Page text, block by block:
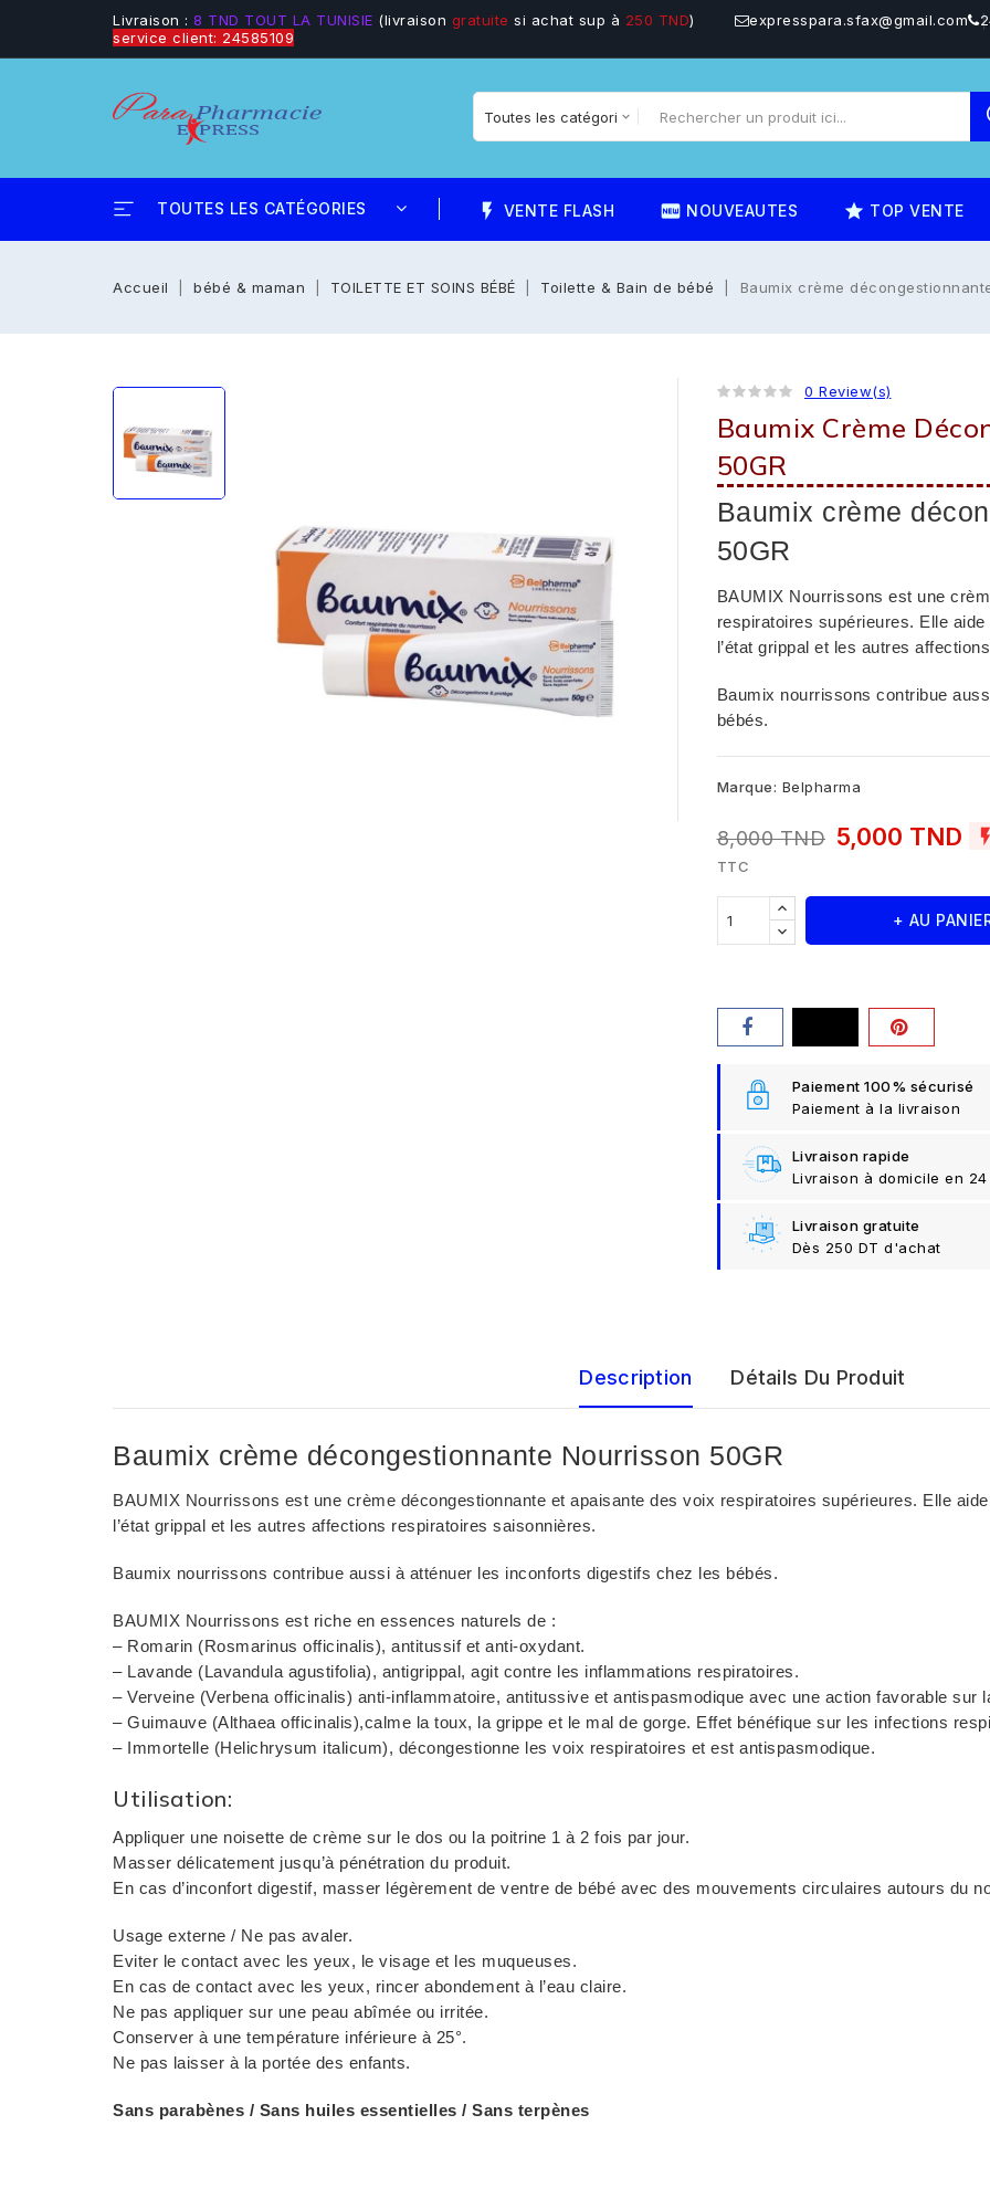
Livraison : 8 TND TOUT LA TUNISIE (livraison gratuite si achat sup à 250 TND)
service client: 24585109
expresspara.sfax@gmail.com
TOUTES LES CATÉGORIES flash_on VENTE FLASH fiber_new NOUVEAUTES star_rate
TOP VENTE
Accueil bébé & maman TOILETTE ET SOINS BÉBÉ Toilette & Bain de bébé Baumix crème
0 Review(s)
Baumix Crème
50GR
Baumix crème
50GR
BAUMIX Nourrissons est une
respiratoires supérieures. Elle
l’état grippal et les autres
Baumix nourrissons contribue
bébés.
Marque: Belpharma
8,000 TND 5,000 TND 
TTC
+ AU
Paiement 100% sécurisé
Paiement à la livraison
Livraison rapide
Livraison à domicile en 24
Livraison gratuite
Dès 250 DT d'achat
Description Détails Du Produit
Baumix crème décongestionnante Nourrisson 50GR
BAUMIX Nourrissons est une crème décongestionnante et apaisante des voix respiratoires supérieures. Elle
l’état grippal et les autres affections respiratoires saisonnières.
Baumix nourrissons contribue aussi à atténuer les inconforts digestifs chez les bébés.
BAUMIX Nourrissons est riche en essences naturels de :
– Romarin (Rosmarinus officinalis), antitussif et anti-oxydant.
– Lavande (Lavandula agustifolia), antigrippal, agit contre les inflammations respiratoires.
– Verveine (Verbena officinalis) anti-inflammatoire, antitussive et antispasmodique avec une action favorable sur
– Guimauve (Althaea officinalis),calme la toux, la grippe et le mal de gorge. Effet bénéfique sur les infections
– Immortelle (Helichrysum italicum), décongestionne les voix respiratoires et est antispasmodique.
Utilisation:
Appliquer une noisette de crème sur le dos ou la poitrine 1 à 2 fois par jour.
Masser délicatement jusqu’à pénétration du produit.
En cas d’inconfort digestif, masser légèrement de ventre de bébé avec des mouvements circulaires autours du
Usage externe / Ne pas avaler.
Eviter le contact avec les yeux, le visage et les muqueuses.
En cas de contact avec les yeux, rincer abondement à l’eau claire.
Ne pas appliquer sur une peau abîmée ou irritée.
Conserver à une température inférieure à 25°.
Ne pas laisser à la portée des enfants.
Sans parabènes / Sans huiles essentielles / Sans terpènes